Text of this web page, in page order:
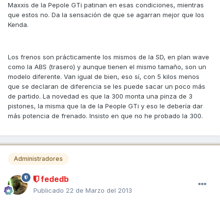
Maxxis de la Pepole GTi patinan en esas condiciones, mientras
que estos no. Da la sensación de que se agarran mejor que los
Kenda.
Los frenos son prácticamente los mismos de la SD, en plan wave
como la ABS (trasero) y aunque tienen el mismo tamaño, son un
modelo diferente. Van igual de bien, eso sí, con 5 kilos menos
que se declaran de diferencia se les puede sacar un poco más
de partido. La novedad es que la 300 monta una pinza de 3
pistones, la misma que la de la People GTi y eso le debería dar
más potencia de frenado. Insisto en que no he probado la 300.
Administradores
fededb
Publicado 22 de Marzo del 2013